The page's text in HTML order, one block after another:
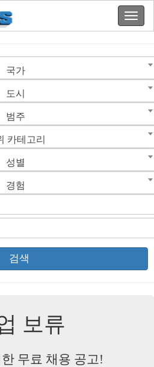
국가
도시
범주
카테고리
성별
경험
검색
보류
무료 채용 공고!